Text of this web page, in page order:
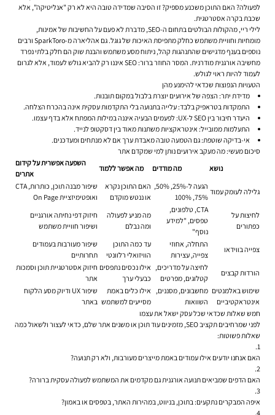
לפעולה? האם התוכן משכנע מספיק? זו הסיבה שמדידה טובה היא לא רק "אנליטיקה", אלא
שכבת בקרה אסטרטגית.
לילי ריי, מהקולות הבולטים בתחום ה-SEO, מדברת לא פעם על החשיבות של אמינות,
מומחיות וחוויית משתמש כחלק מתפיסת האיכות של גוגל. גם אהליארה מ-SparkToro ורבים
נוספים בענף מדגישים שהתנהגות קהל, ניתוח מסע משתמש והבנת שוק הם חלק בלתי נפרד
מחשיבה אורגנית מודרנית. המסר החוזר ברור: SEO איננו רק להביא גולש לעמוד, אלא לגרום
לעמוד להיות ראוי לגולש.
הטעויות הנפוצות שכדאי להימנע מהן
מדידת יתר: הצפה של אירועים יוצרת בלבול במקום תובנות.
התמקדות בטראפיק בלבד:עלייה בתנועה בלי התקדמות עסקית אינה בהכרח הצלחה.
היעדר חיבור בין SEO ל-UX:
לפעמים הבעיה איננה במילות המפתח אלא בדף עצמו.
התעלמות ממובייל: אינטראקציות משתנות מאוד בין דסקטופ לנייד.
אי-בדיקה שוטפת:גם הטמעה טובה מאבדת ערך אם לא מנתחים ומעדכנים.
סיכום מעשי: מה מעקב אירועים נותן למי שמקדם אתר
נושא
מה מודדים מה אפשר ללמוד
השפעה אפשרית על קידום
אתרים
גלילה לעומק עמוד
הגעה ל-25%, 50%,
75%, 100%
האם התוכן נקרא
או ננטש מוקדם
שיפור מבנה תוכן, כותרות, CTA
ואופטימיזציית On Page
לחיצות על
כפתורים
CTA, טלפונים,
טפסים, "למידע
נוסף"
מה מניע לפעולה
ומה נבלם
חיזוק דפי נחיתה אורגניים
ושיפור חוויית משתמש
צפייה בווידאו
התחלה, אחוזי
צפייה, עצירות
עד כמה התוכן
הוויזואלי רלוונטי
שיפור מעורבות בעמודים
תחרותיים
הורדות קבצים
לחיצה על מדריכים,
קטלוגים, מפרטים
אילו נכסים נתפסים
כבעלי ערך
חיזוק אסטרטגיית תוכן וסמכות
אתר
שימוש באלמנטים
אינטראקטיביים
מחשבונים, מסננים,
השוואות
אילו כלים באמת
מסייעים למשתמש
שיפור UX ודיוק מסע הלקוח
באתר
חמש שאלות שכדאי שכל עסק ישאל את עצמו
לפני שמרחיבים תקציב SEO, מזמינים עוד תוכן או משנים אתר שלם, כדאי לעצור ולשאול כמה
שאלות פשוטות:
האם אנחנו יודעים אילו עמודים באמת מייצרים מעורבות, ולא רק תנועה?
האם הדפים שמביאים תנועה אורגנית גם מקדמים את המשתמש לפעולה עסקית ברורה?
איפה המבקרים נתקעים: בתוכן, בניווט, במהירות האתר, בטפסים או באמון?